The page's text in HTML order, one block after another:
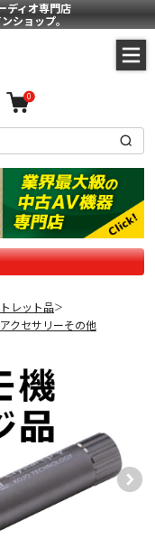
ディオ専門店
ショップ。
0
レット品＞
アクセサリーその他